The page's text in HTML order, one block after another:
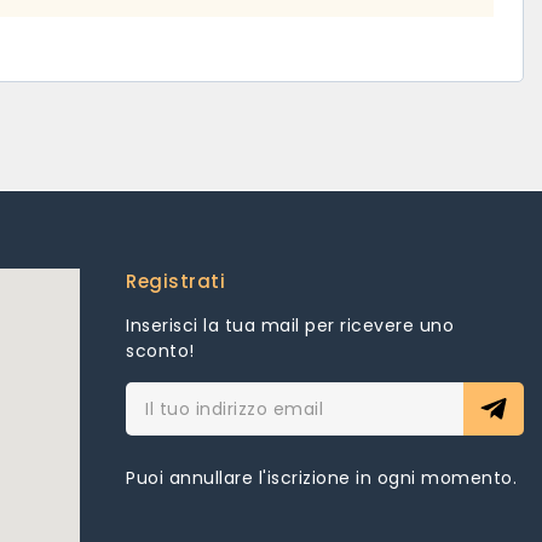
Registrati
Inserisci la tua mail per ricevere uno
sconto!
Puoi annullare l'iscrizione in ogni momento.